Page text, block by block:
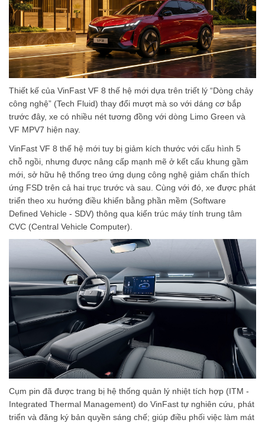
Thiết kế của VinFast VF 8 thế hệ mới dựa trên triết lý “Dòng chảy
công nghệ” (Tech Fluid) thay đổi mượt mà so với dáng cơ bắp
trước đây, xe có nhiều nét tương đồng với dòng Limo Green và
VF MPV7 hiện nay.
VinFast VF 8 thế hệ mới tuy bị giảm kích thước với cấu hình 5
chỗ ngồi, nhưng được nâng cấp mạnh mẽ ở kết cấu khung gầm
mới, sở hữu hệ thống treo ứng dụng công nghệ giảm chấn thích
ứng FSD trên cả hai trục trước và sau. Cùng với đó, xe được phát
triển theo xu hướng điều khiển bằng phần mềm (Software
Defined Vehicle - SDV) thông qua kiến trúc máy tính trung tâm
CVC (Central Vehicle Computer).
Cụm pin đã được trang bị hệ thống quản lý nhiệt tích hợp (ITM -
Integrated Thermal Management) do VinFast tự nghiên cứu, phát
triển và đăng ký bản quyền sáng chế; giúp điều phối việc làm mát